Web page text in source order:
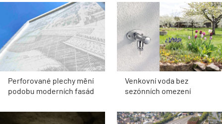
Perforované plechy mění
podobu moderních fasád
Venkovní voda bez
sezónních omezení